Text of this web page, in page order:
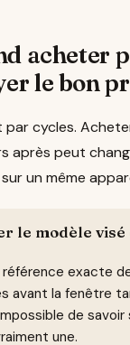
acheter
le bon
par cycles.
après peut
un même
le modèle visé
exacte
avant la fenêtre
de savoir
une.